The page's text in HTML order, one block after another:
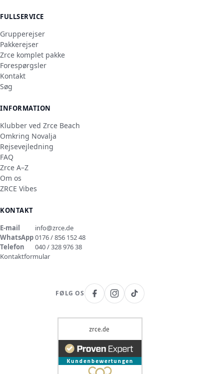
FULLSERVICE
Grupperejser
Pakkerejser
Zrce komplet pakke
Forespørgsler
Kontakt
Søg
INFORMATION
Klubber ved Zrce Beach
Omkring Novalja
Rejsevejledning
FAQ
Zrce A–Z
Om os
ZRCE Vibes
KONTAKT
E-mail
info@zrce.de
WhatsApp0176 / 856 152 48
Telefon
040 / 328 976 38
Kontaktformular
FØLG OS